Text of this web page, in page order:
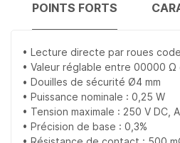
POINTS FORTS
• Lecture directe par roues
• Valeur réglable entre 00000
• Douilles de sécurité Ø4 mm
• Puissance nominale : 0,25 W
• Tension maximale : 250 V DC,
• Précision de base : 0,3%